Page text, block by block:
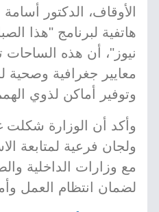
الأوقاف، الدكتور
هاتفية لبرنامج "هذا
نيوز"، أن هذه الساحات
معايير جغرافية وصحية
وتوفير أماكن لذوي
وأكد أن الوزارة شكلت
ولجان فرعية لمتابعة
مع وزارات الداخلية
لضمان انتظام العمل